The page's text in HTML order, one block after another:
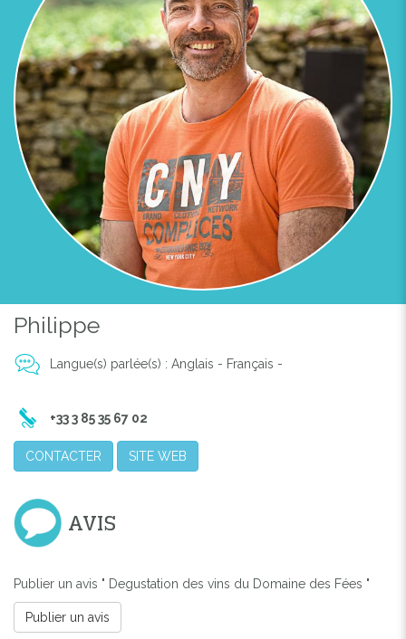
Previous
Philippe
Langue(s) parlée(s) : Anglais - Français -
+33 3 85 35 67 02
CONTACTER SITE WEB
AVIS
Publier un avis " Degustation des vins du Domaine des Fées "
Publier un avis